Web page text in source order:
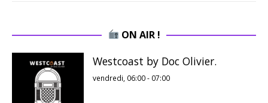
ON AIR !
Westcoast by Doc Olivier.
vendredi, 06:00- 07:00